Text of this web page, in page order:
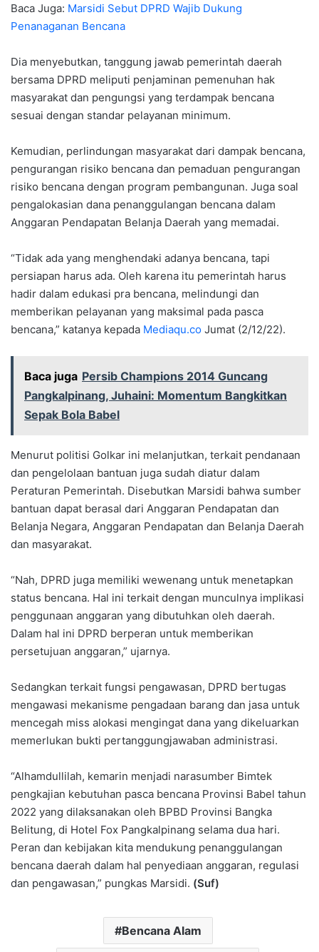
Baca Juga: Marsidi Sebut DPRD Wajib Dukung
Penanaganan Bencana
Dia menyebutkan, tanggung jawab pemerintah daerah
bersama DPRD meliputi penjaminan pemenuhan hak
masyarakat dan pengungsi yang terdampak bencana
sesuai dengan standar pelayanan minimum.
Kemudian, perlindungan masyarakat dari dampak bencana,
pengurangan risiko bencana dan pemaduan pengurangan
risiko bencana dengan program pembangunan. Juga soal
pengalokasian dana penanggulangan bencana dalam
Anggaran Pendapatan Belanja Daerah yang memadai.
“Tidak ada yang menghendaki adanya bencana, tapi
persiapan harus ada. Oleh karena itu pemerintah harus
hadir dalam edukasi pra bencana, melindungi dan
memberikan pelayanan yang maksimal pada pasca
bencana,” katanya kepada Mediaqu.co Jumat (2/12/22).
Baca juga Persib Champions 2014 Guncang
Pangkalpinang, Juhaini: Momentum Bangkitkan
Sepak Bola Babel
Menurut politisi Golkar ini melanjutkan, terkait pendanaan
dan pengelolaan bantuan juga sudah diatur dalam
Peraturan Pemerintah. Disebutkan Marsidi bahwa sumber
bantuan dapat berasal dari Anggaran Pendapatan dan
Belanja Negara, Anggaran Pendapatan dan Belanja Daerah
dan masyarakat.
“Nah, DPRD juga memiliki wewenang untuk menetapkan
status bencana. Hal ini terkait dengan munculnya implikasi
penggunaan anggaran yang dibutuhkan oleh daerah.
Dalam hal ini DPRD berperan untuk memberikan
persetujuan anggaran,” ujarnya.
Sedangkan terkait fungsi pengawasan, DPRD bertugas
mengawasi mekanisme pengadaan barang dan jasa untuk
mencegah miss alokasi mengingat dana yang dikeluarkan
memerlukan bukti pertanggungjawaban administrasi.
“Alhamdullilah, kemarin menjadi narasumber Bimtek
pengkajian kebutuhan pasca bencana Provinsi Babel tahun
2022 yang dilaksanakan oleh BPBD Provinsi Bangka
Belitung, di Hotel Fox Pangkalpinang selama dua hari.
Peran dan kebijakan kita mendukung penanggulangan
bencana daerah dalam hal penyediaan anggaran, regulasi
dan pengawasan,” pungkas Marsidi. (Suf)
Bencana Alam